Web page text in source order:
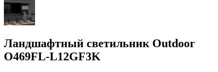
Ландшафтный светильник Outdoor
O469FL-L12GF3K